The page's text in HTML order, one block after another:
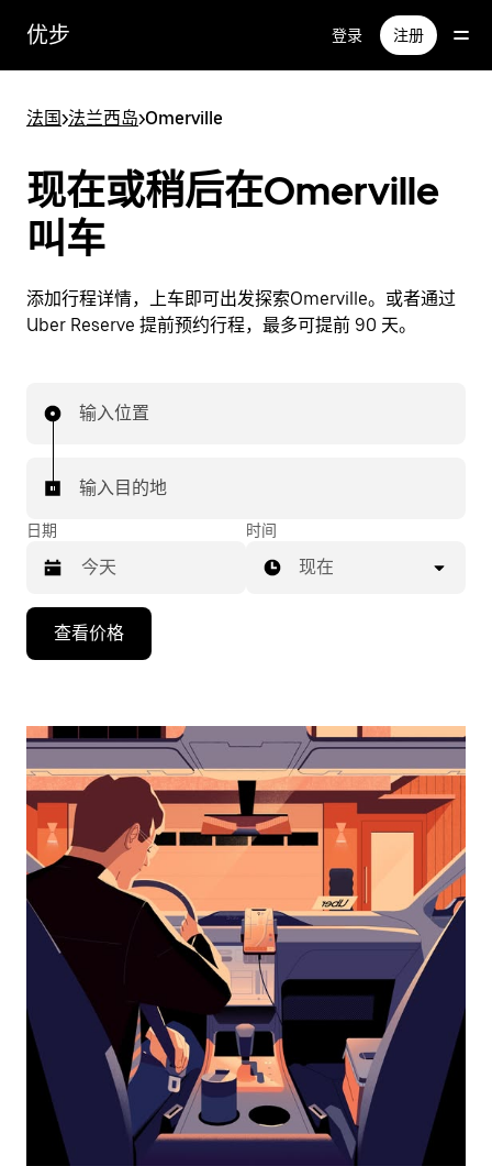
优步 登录 注册
法国>法兰西岛>Omerville
现在或稍后在Omerville
叫车
添加行程详情，上车即可出发探索Omerville。或者通过
Uber Reserve 提前预约行程，最多可提前 90 天。
输入位置
输入目的地
日期
向
头
浏
日
并
期。
按
退
时间
现在
查看价格